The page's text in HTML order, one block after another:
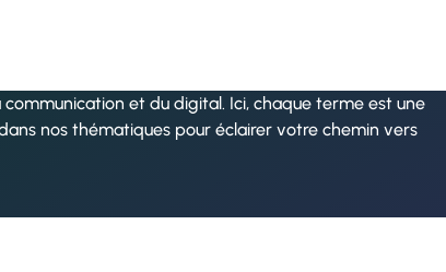
et du digital. Ici, chaque terme est une
nos thématiques pour éclairer votre chemin vers